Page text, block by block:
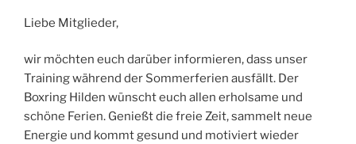
Liebe Mitglieder,
wir möchten euch darüber informieren, dass unser
Training während der Sommerferien ausfällt. Der
Boxring Hilden wünscht euch allen erholsame und
schöne Ferien. Genießt die freie Zeit, sammelt neue
Energie und kommt gesund und motiviert wieder